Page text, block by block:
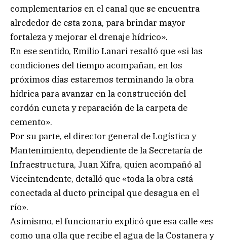
complementarios en el canal que se encuentra
alrededor de esta zona, para brindar mayor
fortaleza y mejorar el drenaje hídrico».
En ese sentido, Emilio Lanari resaltó que «si las
condiciones del tiempo acompañan, en los
próximos días estaremos terminando la obra
hídrica para avanzar en la construcción del
cordón cuneta y reparación de la carpeta de
cemento».
Por su parte, el director general de Logística y
Mantenimiento, dependiente de la Secretaría de
Infraestructura, Juan Xifra, quien acompañó al
Viceintendente, detalló que «toda la obra está
conectada al ducto principal que desagua en el
río».
Asimismo, el funcionario explicó que esa calle «es
como una olla que recibe el agua de la Costanera y